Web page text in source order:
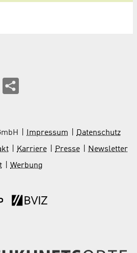
Impressum
Datenschutz
Karriere Presse
Newsletter
Werbung